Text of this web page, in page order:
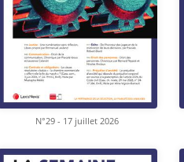
N°29 - 17 juillet 2026